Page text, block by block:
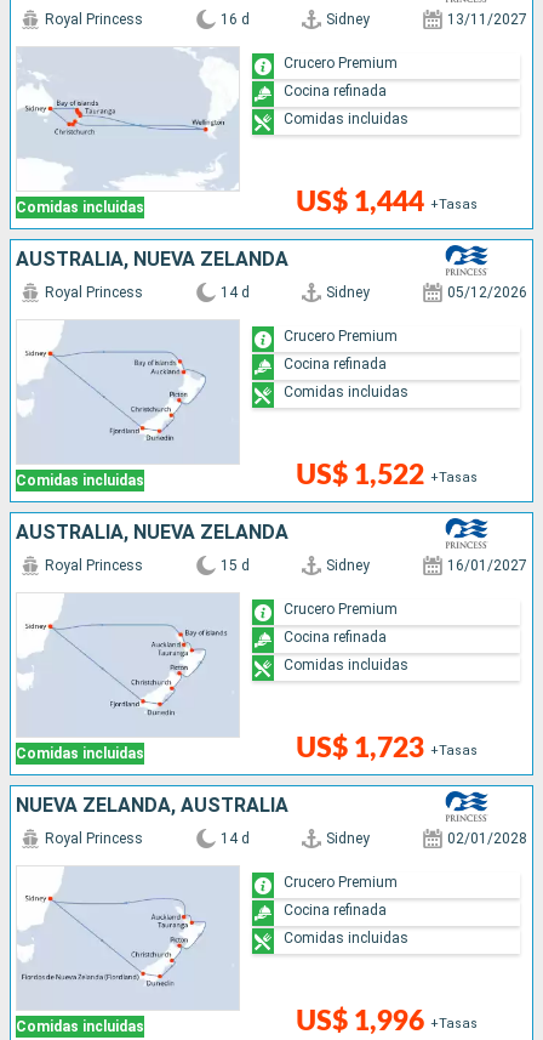
Comidas incluidas
Royal Princess 16 d Sidney 13/11/2027
US$ 1,444 +Tasas
Crucero Premium
Cocina refinada
Comidas incluidas
AUSTRALIA, NUEVA ZELANDA
Comidas incluidas
Royal Princess 14 d Sidney 05/12/2026
US$ 1,522 +Tasas
Crucero Premium
Cocina refinada
Comidas incluidas
AUSTRALIA, NUEVA ZELANDA
Comidas incluidas
Royal Princess 15 d Sidney 16/01/2027
US$ 1,723 +Tasas
Crucero Premium
Cocina refinada
Comidas incluidas
NUEVA ZELANDA, AUSTRALIA
Comidas incluidas
Royal Princess 14 d Sidney 02/01/2028
US$ 1,996 +Tasas
Crucero Premium
Cocina refinada
Comidas incluidas